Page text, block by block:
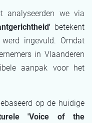
analyseerden we via
betekent
ingevuld. Omdat
in Vlaanderen
aanpak voor het
op de huidige
'Voice of the